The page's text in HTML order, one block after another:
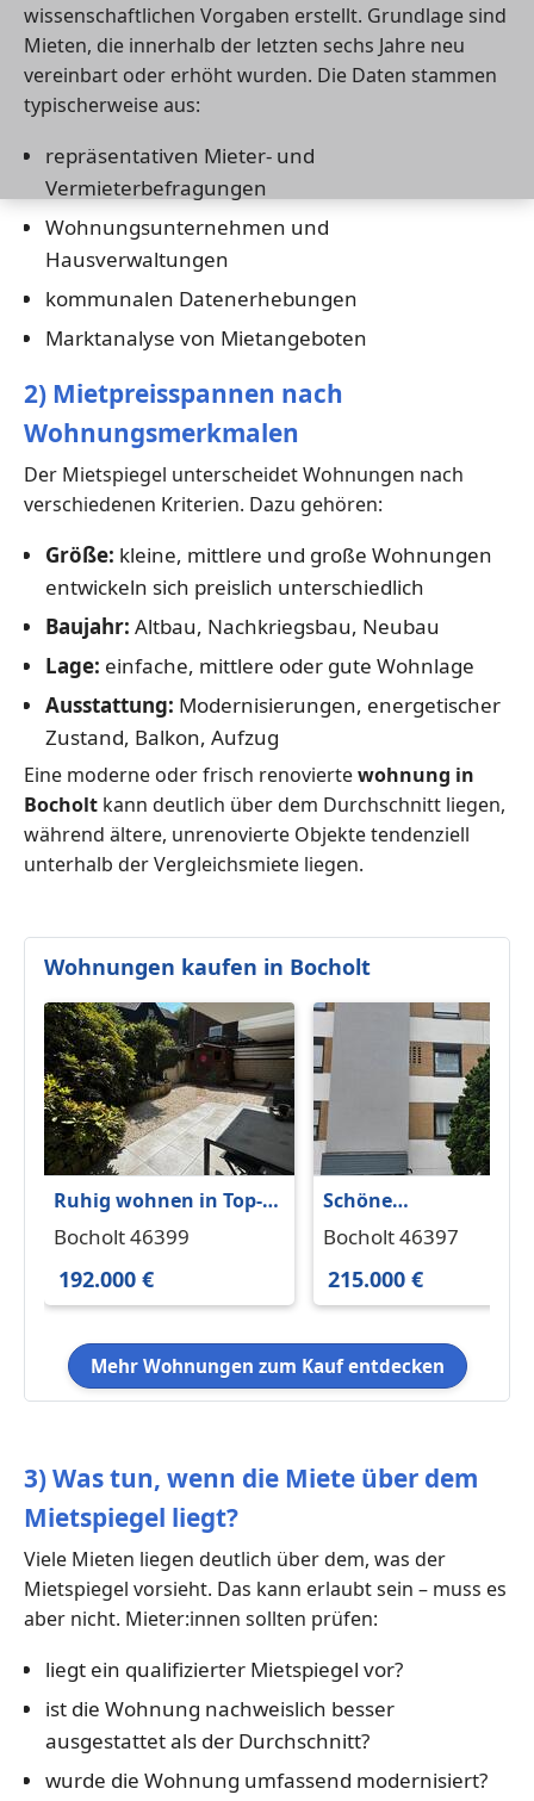
wissenschaftlichen Vorgaben erstellt. Grundlage sind
Mieten, die innerhalb der letzten sechs Jahre neu
vereinbart oder erhöht wurden. Die Daten stammen
typischerweise aus:
repräsentativen Mieter- und
Vermieterbefragungen
Wohnungsunternehmen und
Hausverwaltungen
kommunalen Datenerhebungen
Marktanalyse von Mietangeboten
2) Mietpreisspannen nach
Wohnungsmerkmalen
Der Mietspiegel unterscheidet Wohnungen nach
verschiedenen Kriterien. Dazu gehören:
Größe: kleine, mittlere und große Wohnungen
entwickeln sich preislich unterschiedlich
Baujahr: Altbau, Nachkriegsbau, Neubau
Lage: einfache, mittlere oder gute Wohnlage
Ausstattung: Modernisierungen, energetischer
Zustand, Balkon, Aufzug
Eine moderne oder frisch renoviertewohnung in
Bocholt kann deutlich über dem Durchschnitt liegen,
während ältere, unrenovierte Objekte tendenziell
unterhalb der Vergleichsmiete liegen.
Wohnungen kaufen in Bocholt
Ruhig wohnen in Top-
Lage: 2-Zimmer-
Bocholt 46399
192.000 €
Schöne
Erdgeschosswohnung
BocholtStenern
Bocholt 46397
215.000 €
Mehr Wohnungen zum Kauf entdecken
3) Was tun, wenn die Miete über dem
Mietspiegel liegt?
Viele Mieten liegen deutlich über dem, was der
Mietspiegel vorsieht. Das kann erlaubt sein – muss es
aber nicht. Mieter:innen sollten prüfen:
liegt ein qualifizierter Mietspiegel vor?
ist die Wohnung nachweislich besser
ausgestattet als der Durchschnitt?
wurde die Wohnung umfassend modernisiert?